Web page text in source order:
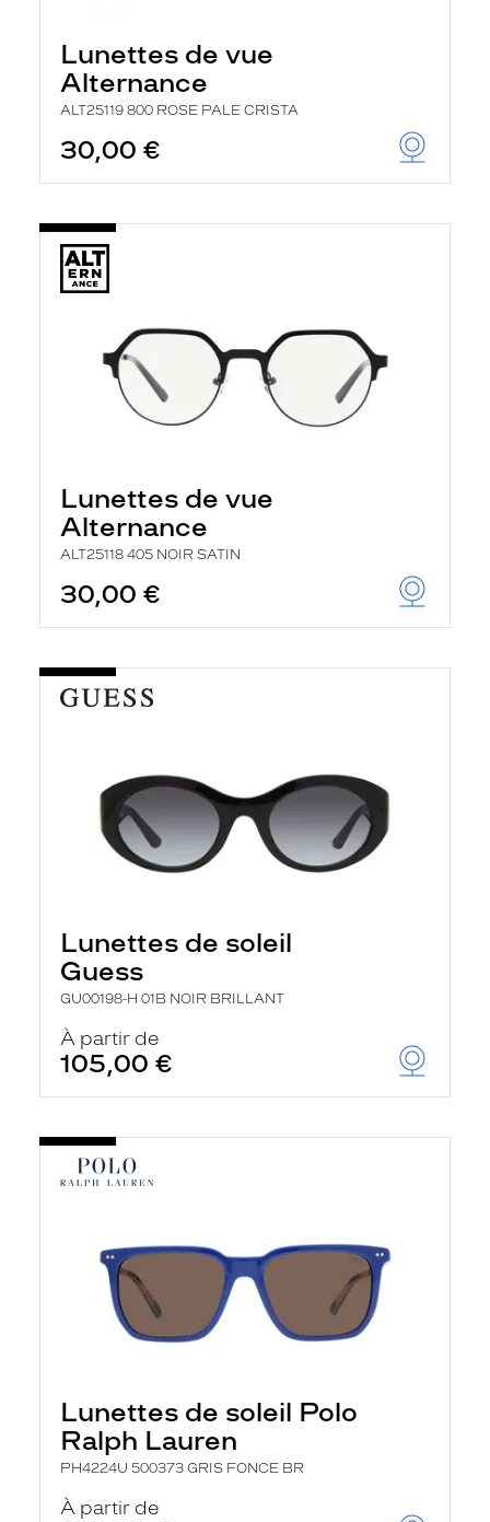
Lunettes de vue
Alternance
ALT25119 800 ROSE PALE CRISTA
30,00 €
Lunettes de vue
Alternance
ALT25118 405 NOIR SATIN
30,00 €
Lunettes de soleil
Guess
GU00198-H 01B NOIR BRILLANT
À partir de
105,00 €
Lunettes de soleil Polo
Ralph Lauren
PH4224U 500373 GRIS FONCE BR
À partir de